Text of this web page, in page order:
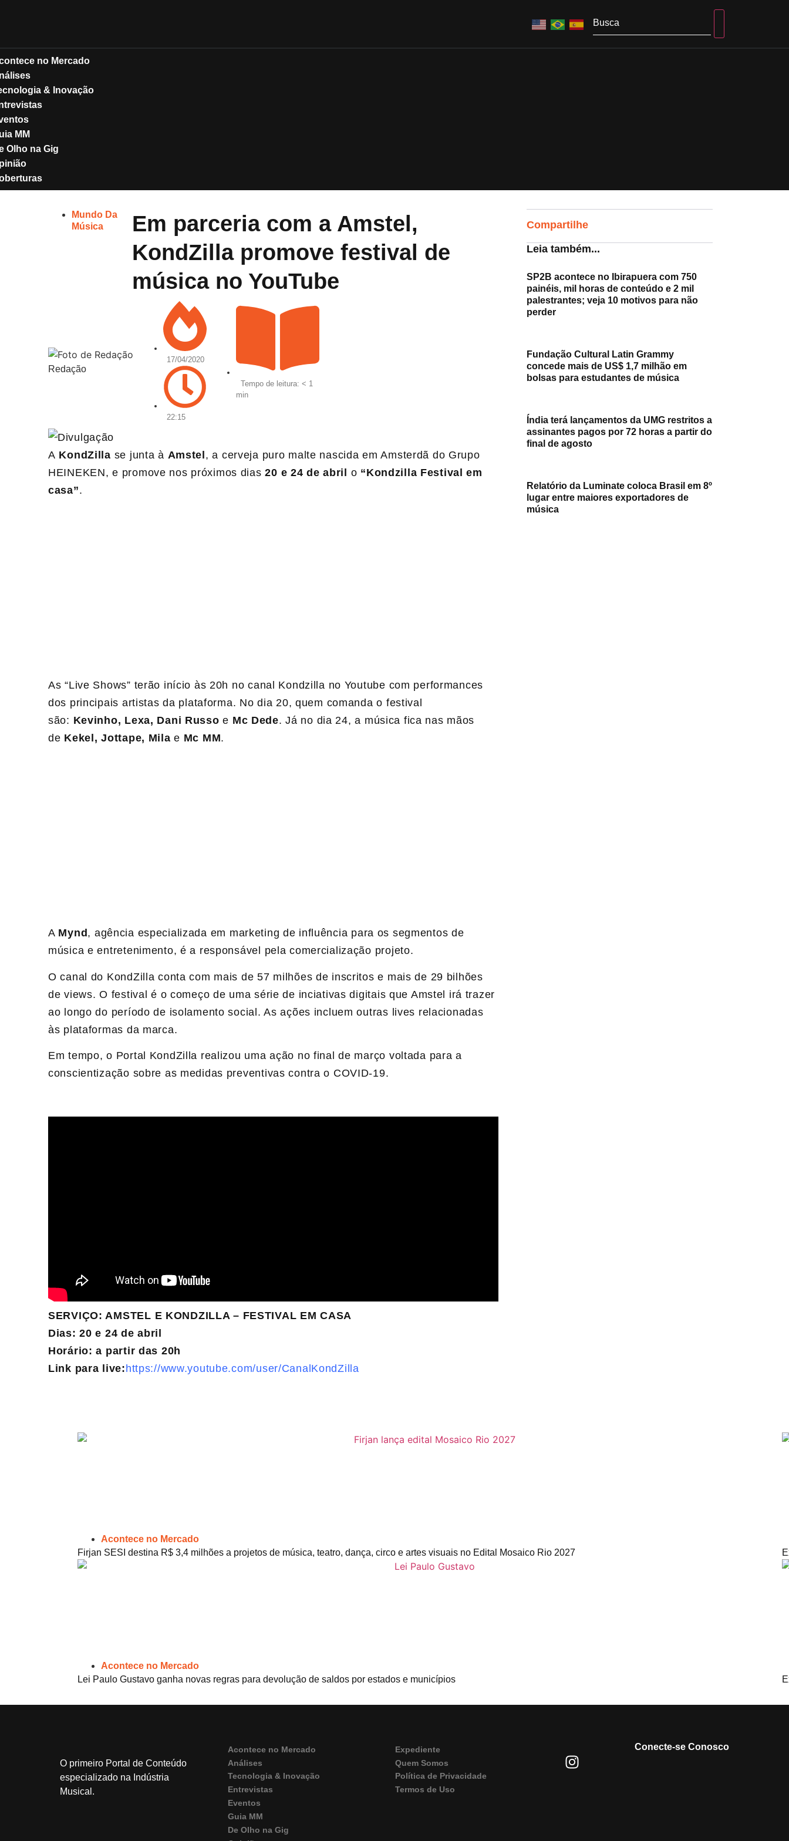
no Mercado
& Inovação
MM
Olho na Gig
Mundo Da
Música
Em parceria com a Amstel,
KondZilla promove festival de
música no YouTube
Redação
17/04/2020
22:15
Tempo de leitura: < 1
min
A KondZilla se junta à Amstel, a cerveja puro malte nascida em Amsterdã do Grupo
HEINEKEN, e promove nos próximos dias20 e 24 de abril o “Kondzilla Festival em
casa”.
As “Live Shows” terão início às 20h no canal Kondzilla no Youtube com performances
dos principais artistas da plataforma. No dia 20, quem comanda o festival
são: Kevinho, Lexa, Dani Russoe Mc Dede. Já no dia 24, a música fica nas mãos
de Kekel, Jottape, Mila e Mc MM.
A Mynd , agência especializada em marketing de influência para os segmentos de
música e entretenimento, é a responsável pela comercialização projeto.
O canal do KondZilla conta com mais de 57 milhões de inscritos e mais de 29 bilhões
de views. O festival é o começo de uma série de inciativas digitais que Amstel irá trazer
ao longo do período de isolamento social. As ações incluem outras lives relacionadas
às plataformas da marca.
Em tempo, o Portal KondZilla realizou uma ação no final de março voltada para a
conscientização sobre as medidas preventivas contra o COVID-19.
SERVIÇO: AMSTEL E KONDZILLA – FESTIVAL EM CASA
Dias: 20 e 24 de abril
Horário: a partir das 20h
Link para live:https://www.youtube.com/user/CanalKondZilla
Compartilhe
Leia também...
SP2B acontece no Ibirapuera com 750
painéis, mil horas de conteúdo e 2 mil
palestrantes; veja 10 motivos para não
perder
Fundação Cultural Latin Grammy
concede mais de US$ 1,7 milhão em
bolsas para estudantes de música
Índia terá lançamentos da UMG restritos a
assinantes pagos por 72 horas a partir do
final de agosto
Relatório da Luminate coloca Brasil em 8º
lugar entre maiores exportadores de
música
Acontece no Mercado
Firjan SESI destina R$ 3,4 milhões a projetos de música, teatro, dança, circo e artes visuais no Edital Mosaico Rio 2027
Acontece no Mercado
Lei Paulo Gustavo ganha novas regras para devolução de saldos por estados e municípios
O primeiro Portal de Conteúdo
especializado na Indústria
Musical.
Acontece no Mercado
Análises
Tecnologia & Inovação
Entrevistas
Eventos
Guia MM
De Olho na Gig
Expediente
Quem Somos
Política de Privacidade
Termos de Uso
Conecte-se Conosco